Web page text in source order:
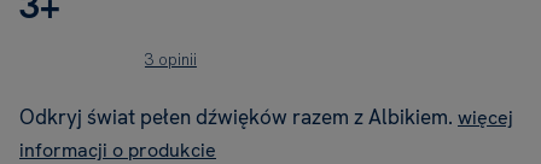
3 opinii
Odkryj świat pełen dźwięków razem z Albikiem. więcej
informacji o produkcie